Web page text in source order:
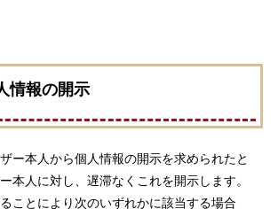
報の開示
ー本人から個人情報の開示を求められたと
本人に対し、遅滞なくこれを開示します。
ことにより次のいずれかに該当する場合